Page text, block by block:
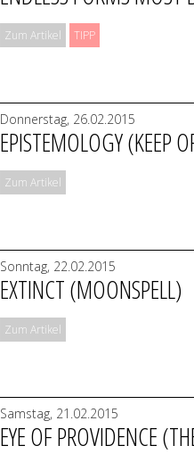
Zum Artikel TIPP
Donnerstag, 26.02.2015
EPISTEMOLOGY (KEEP
Zum Artikel
Sonntag, 22.02.2015
EXTINCT (MOONSPELL)
Zum Artikel
Samstag, 21.02.2015
EYE OF PROVIDENCE